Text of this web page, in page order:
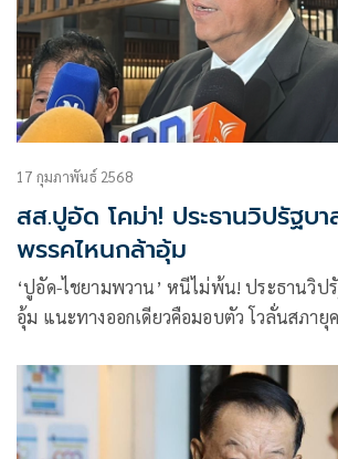
17 กุมภาพันธ์ 2568
สส.ปูอัด โคม่า! ประธานวิปรัฐบ
พรรคไหนกล้าอุ้ม
‘ปูอัด-ไชยามพวาน’ หนีไม่พ้น! ประธานวิป
อุ้ม แนะทางออกเดียวคือมอบตัว โวลั่นสภา